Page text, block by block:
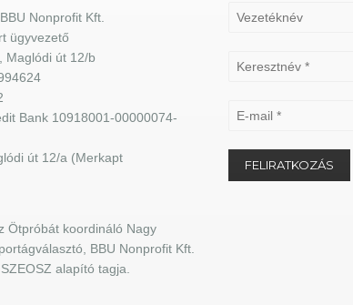
Nonprofit Kft.
ügyvezető
Maglódi út 12/b
Bank 10918001-00000074-
út 12/a (Merkapt
Ötpróbát koordináló Nagy
BBU Nonprofit Kft.
alapító tagja.